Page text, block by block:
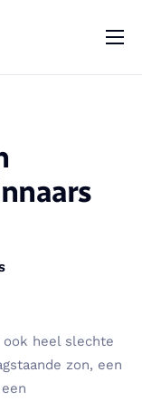
heel slechte
zon, een